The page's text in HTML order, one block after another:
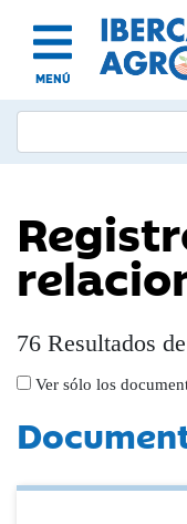
MENÚ
76 Resultados
Ver sólo los